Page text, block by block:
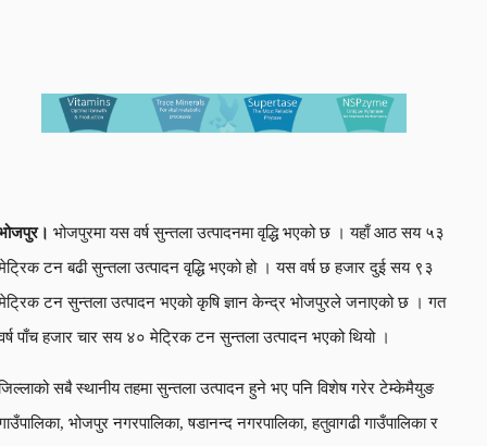
भोजपुरमा यस वर्ष सुन्तला उत्पादनमा वृद्धि भएको छ । यहाँ आठ सय ५३
टन बढी सुन्तला उत्पादन वृद्धि भएको हो । यस वर्ष छ हजार दुई सय ९३
टन सुन्तला उत्पादन भएको कृषि ज्ञान केन्द्र भोजपुरले जनाएको छ । गत
पाँच हजार चार सय ४० मेट्रिक टन सुन्तला उत्पादन भएको थियो ।
सबै स्थानीय तहमा सुन्तला उत्पादन हुने भए पनि विशेष गरेर टेम्केमैयुङ
भोजपुर नगरपालिका, षडानन्द नगरपालिका, हतुवागढी गाउँपालिका र